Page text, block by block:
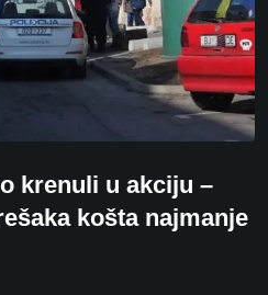
krenuli u akciju –
košta najmanje